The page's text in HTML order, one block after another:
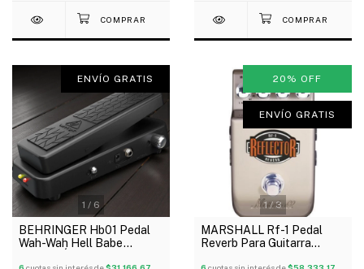
1 / 6
ENVÍO GRATIS
BEHRINGER Hb01 Pedal
Wah-Wah Hell Babe
1/3
20 % OFF
ENVÍO GRATIS
MARSHALL Rf-1 Pedal
Reverb Para Guitarra